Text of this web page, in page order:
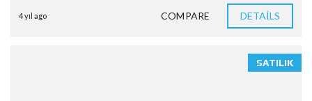
4 yıl ago COMPARE DETAILS
SATILIK